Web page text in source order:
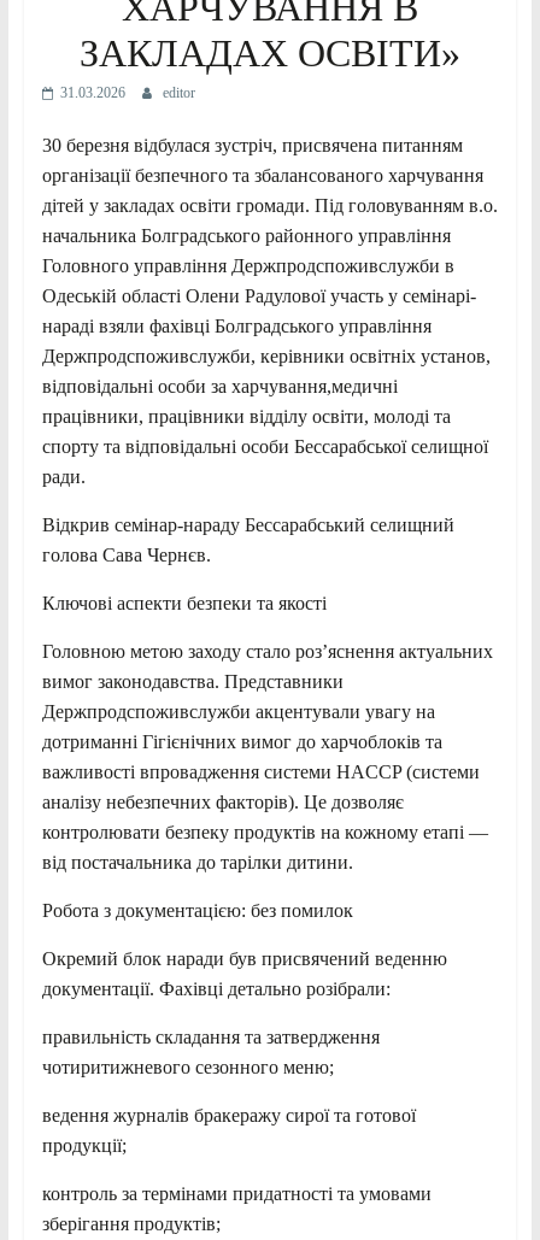
ЗАКЛАДАХ ОСВІТИ»
31.03.2026 editor
30 березня відбулася зустріч, присвячена питанням
організації безпечного та збалансованого харчування
дітей у закладах освіти громади. Під головуванням в.о.
начальника Болградського районного управління
Головного управління Держпродспоживслужби в
Одеській області Олени Радулової участь у семінарі-
нараді взяли фахівці Болградського управління
Держпродспоживслужби, керівники освітніх установ,
відповідальні особи за харчування,медичні
працівники, працівники відділу освіти, молоді та
спорту та відповідальні особи Бессарабської селищної
ради.
Відкрив семінар-нараду Бессарабський селищний
голова Сава Чернєв.
Ключові аспекти безпеки та якості
Головною метою заходу стало роз’яснення актуальних
вимог законодавства. Представники
Держпродспоживслужби акцентували увагу на
дотриманні Гігієнічних вимог до харчоблоків та
важливості впровадження системи HACCP (системи
аналізу небезпечних факторів). Це дозволяє
контролювати безпеку продуктів на кожному етапі —
від постачальника до тарілки дитини.
Робота з документацією: без помилок
Окремий блок наради був присвячений веденню
документації. Фахівці детально розібрали:
правильність складання та затвердження
чотиритижневого сезонного меню;
ведення журналів бракеражу сирої та готової
продукції;
контроль за термінами придатності та умовами
зберігання продуктів;